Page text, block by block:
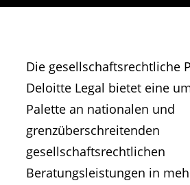
Die gesellschaftsrechtliche
Deloitte Legal bietet eine
Palette an nationalen und
grenzüberschreitenden
gesellschaftsrechtlichen
Beratungsleistungen in